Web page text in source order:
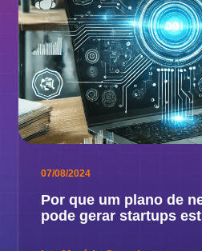
07/08/2024
Por que um plano de
pode gerar startups